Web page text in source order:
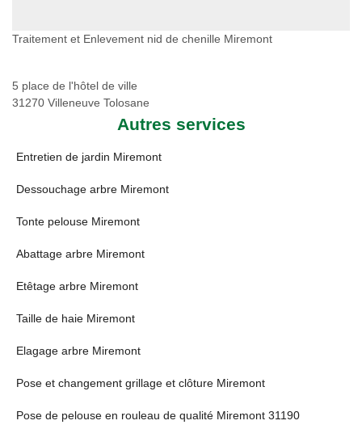
Traitement et Enlevement nid de chenille Miremont
5 place de l'hôtel de ville
31270 Villeneuve Tolosane
Autres services
Entretien de jardin Miremont
Dessouchage arbre Miremont
Tonte pelouse Miremont
Abattage arbre Miremont
Etêtage arbre Miremont
Taille de haie Miremont
Elagage arbre Miremont
Pose et changement grillage et clôture Miremont
Pose de pelouse en rouleau de qualité Miremont 31190